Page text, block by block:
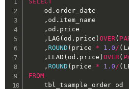
	od
. order_date
, od . item_name
, od . price
, LAG ( od . price ) OVER(
, ROUND ( price * 1.0/ (
, LEAD ( od . price )OVER(
, ROUND ( price * 1.0/ (
FROM